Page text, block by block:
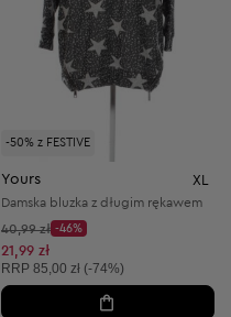
-50% z FESTIVE
Yours XL
Damska bluzka z długim rękawem
Cena początkowa:
40,99 zł
Discount Price:
-46%
Obniżona cena:
21,99 zł
Cena sugerowana:
RRP 85,00 zł (-74%)